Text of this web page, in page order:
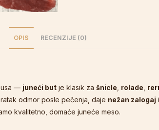
OPIS RECENZIJE (0)
— juneći but je klasik za šnicle rolade
odmor posle pečenja, daje nežan zalogaj
kvalitetno, domaće juneće meso.